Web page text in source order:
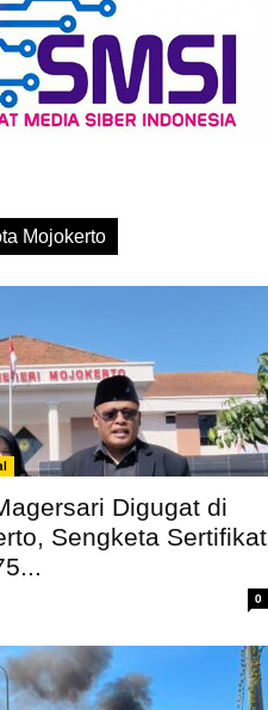
Mojokerto
Digugat di
Sengketa Sertifikat
0